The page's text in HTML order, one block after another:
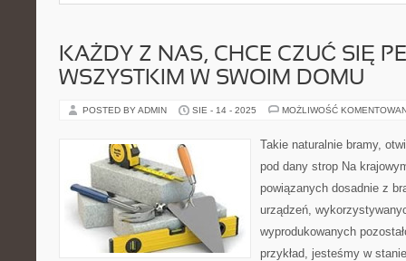
KAŻDY Z NAS, CHCE CZUĆ SIĘ
WSZYSTKIM W SWOIM DOMU
POSTED BY ADMIN SIE - 14 - 2025 MOŻLIWOŚĆ
Takie naturalnie bramy,
pod dany strop Na
powiązanych dosadnie z
urządzeń,
wyprodukowanych
przykład, jesteśmy w